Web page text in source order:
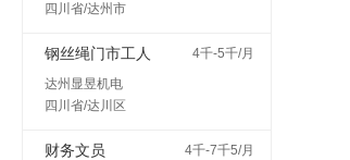
四川省/达州市
钢丝绳门市工人
4千-5千/月
达州显昱机电
四川省/达川区
财务文员
4千-7千5/月